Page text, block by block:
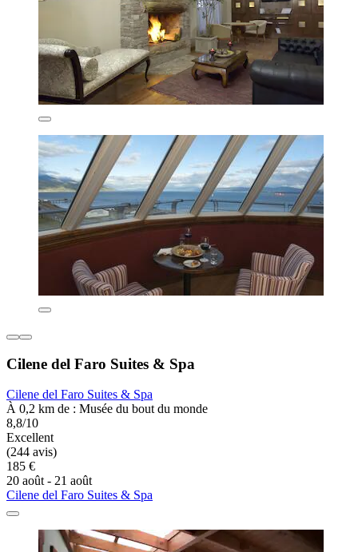
Cilene del Faro Suites & Spa
Cilene del Faro Suites & Spa
À 0,2 km de : Musée du bout du monde
8,8/10
Excellent
(244 avis)
185 €
20 août - 21 août
Cilene del Faro Suites & Spa